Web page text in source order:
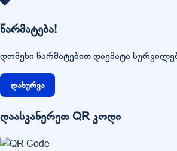
წარმატება!
დომენი წარმატებით დაემატა
დახურვა
დაასკანერეთ QR კოდი